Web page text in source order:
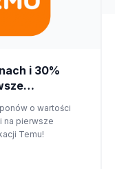
i 30%
o wartości
na pierwsze
Temu!